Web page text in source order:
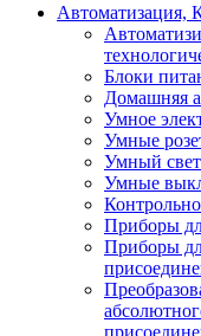
Автоматизация,
Блоки
Домашняя
Умное
Умные
Умный свет
Умные
Приборы
Приборы